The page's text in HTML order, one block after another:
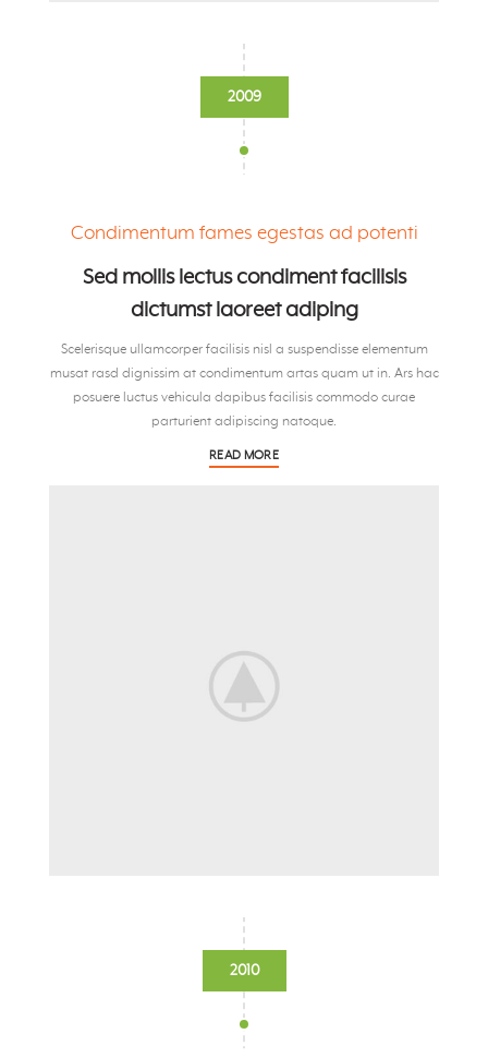
2009
Condimentum fames egestas ad potenti
Sed mollis lectus condiment facilisis
dictumst laoreet adiping
Scelerisque ullamcorper facilisis nisl a suspendisse elementum
musat rasd dignissim at condimentum artas quam ut in. Ars hac
posuere luctus vehicula dapibus facilisis commodo curae
parturient adipiscing natoque.
READ MORE
2010